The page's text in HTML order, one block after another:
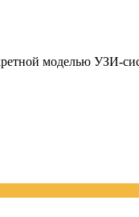
моделью УЗИ-